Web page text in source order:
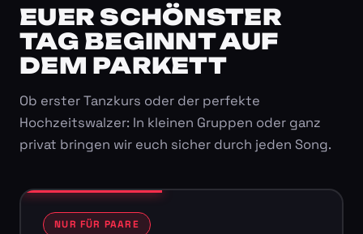
EUER SCHÖNSTER
TAG BEGINNT AUF
DEM PARKETT
Ob erster Tanzkurs oder der perfekte
Hochzeitswalzer: In kleinen Gruppen oder ganz
privat bringen wir euch sicher durch jeden Song.
NUR FÜR PAARE